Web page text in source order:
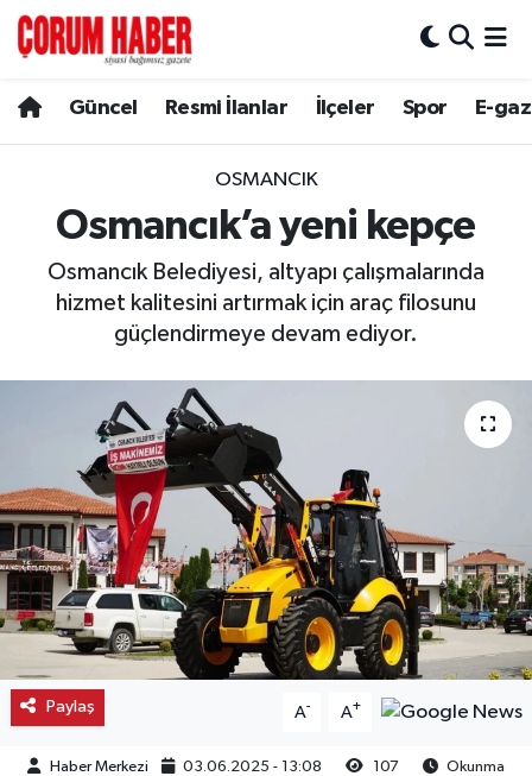
Güncel Resmi İlanlar İlçeler Spor E-
OSMANCIK
Osmancık’a yeni kepçe
Osmancık Belediyesi, altyapı çalışmalarında
hizmet kalitesini artırmak için araç filosunu
güçlendirmeye devam ediyor.
Paylaş A- A+
Haber Merkezi 03.06.2025 - 13:08 107
Okunma
Spor
Resmi İlanlar
Alaca
Bayat
Dodurga
İskilip
Kargı
Laçin
Mecitözü
Oğuzlar
Hava Durumu
Çorum Namaz Vakitleri
Trafik Durumu
Süper Lig Puan Durumu ve Fikstür
Tüm Manşetler
Son Dakika Haberleri
Haber Arşivi